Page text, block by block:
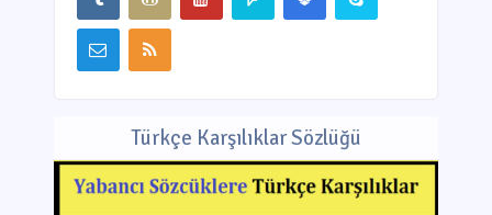
Türkçe Karşılıklar Sözlüğü